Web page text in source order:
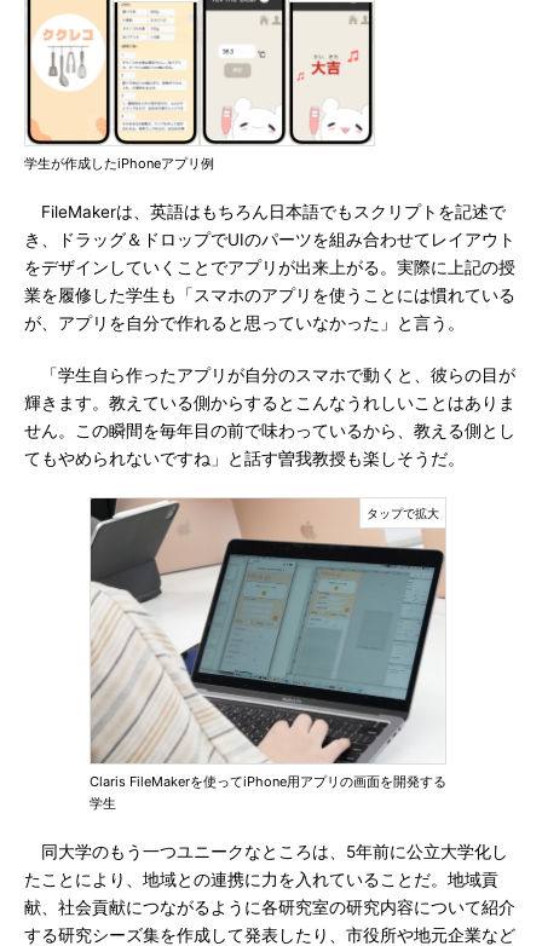
学生が作成したiPhoneアプリ例
FileMakerは、英語はもちろん日本語でもスクリプトを記述で
き、ドラッグ＆ドロップでUIのパーツを組み合わせてレイアウト
をデザインしていくことでアプリが出来上がる。実際に上記の授
業を履修した学生も「スマホのアプリを使うことには慣れている
が、アプリを自分で作れると思っていなかった」と言う。
「学生自ら作ったアプリが自分のスマホで動くと、彼らの目が
輝きます。教えている側からするとこんなうれしいことはありま
せん。この瞬間を毎年目の前で味わっているから、教える側とし
てもやめられないですね」と話す曽我教授も楽しそうだ。
Claris FileMakerを使ってiPhone用アプリの画面を開発する
学生
同大学のもう一つユニークなところは、5年前に公立大学化し
たことにより、地域との連携に力を入れていることだ。地域貢
献、社会貢献につながるように各研究室の研究内容について紹介
する研究シーズ集を作成して発表したり、市役所や地元企業など